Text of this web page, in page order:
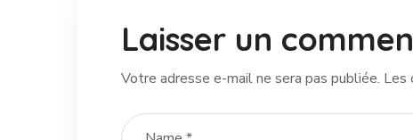
Laisser un
Votre adresse e-mail ne sera pas publiée. Les